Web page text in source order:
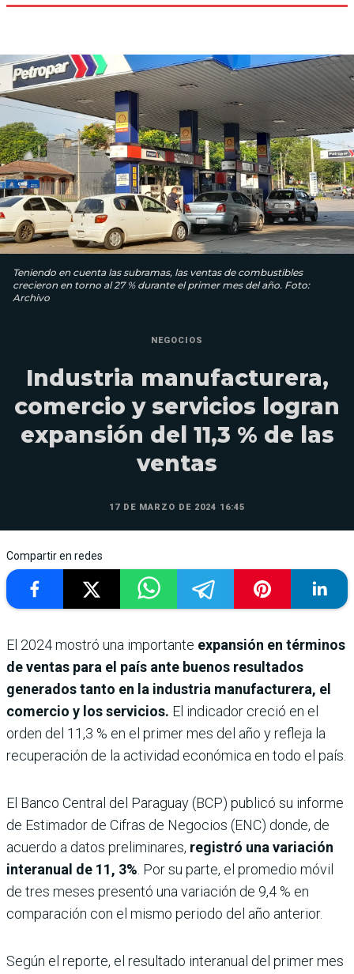
Teniendo en cuenta las subramas, las ventas de combustibles
crecieron en torno al 27 % durante el primer mes del año. Foto:
Archivo
NEGOCIOS
Industria manufacturera,
comercio y servicios logran
expansión del 11,3 % de las
ventas
17 DE MARZO DE 2024 16:45
Compartir en redes
El 2024 mostró una importante expansión en términos
de ventas para el país ante buenos resultados
generados tanto en la industria manufacturera, el
comercio y los servicios. El indicador creció en el
orden del 11,3 % en el primer mes del año y refleja la
recuperación de la actividad económica en todo el país.
El Banco Central del Paraguay (BCP) publicó su informe
de Estimador de Cifras de Negocios (ENC) donde, de
acuerdo a datos preliminares, registró una variación
interanual de 11, 3%. Por su parte, el promedio móvil
de tres meses presentó una variación de 9,4 % en
comparación con el mismo periodo del año anterior.
Según el reporte, el resultado interanual del primer mes